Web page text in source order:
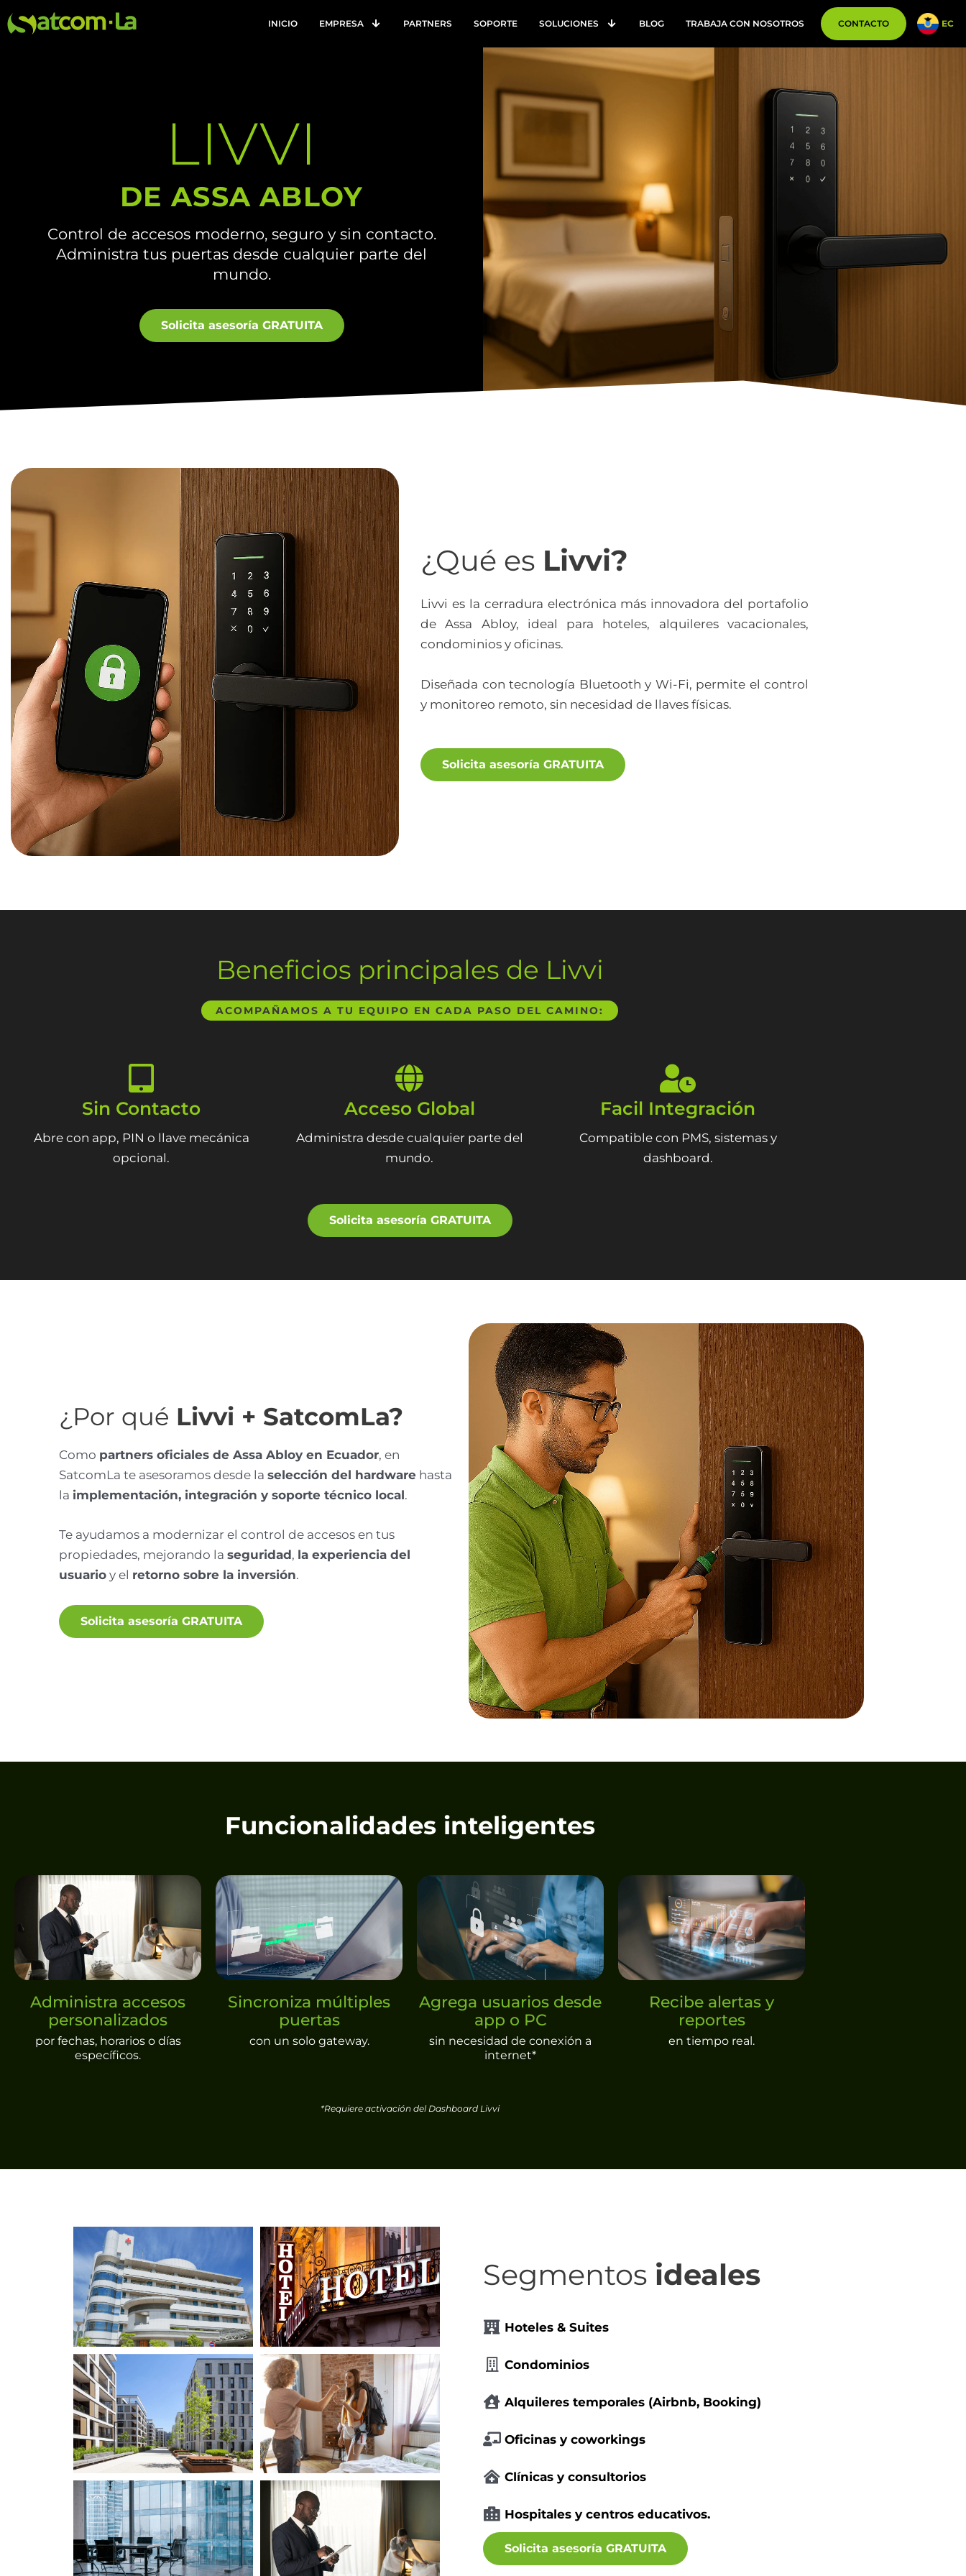
INICIO EMPRESA PARTNERS SOPORTE SOLUCIONES BLOG TRABAJA CON NOSOTROS CONTACTO EC
LIVVI
DE ASSA ABLOY
Control de accesos moderno, seguro y sin contacto.
Administra tus puertas desde cualquier parte del
mundo.
Solicita asesoría GRATUITA
¿Qué es Livvi?
Livvi es la cerradura electrónica más innovadora del portafolio
de Assa Abloy, ideal para hoteles, alquileres vacacionales,
condominios y oficinas.
Diseñada con tecnología Bluetooth y Wi-Fi, permite el control
y monitoreo remoto, sin necesidad de llaves físicas.
Solicita asesoría GRATUITA
Beneficios principales de Livvi
ACOMPAÑAMOS A TU EQUIPO EN CADA PASO DEL CAMINO:
Sin Contacto
Abre con app, PIN o llave mecánica
opcional.
Acceso Global
Administra desde cualquier parte del
mundo.
Facil Integración
Compatible con PMS, sistemas y
dashboard.
Solicita asesoría GRATUITA
¿Por qué Livvi + SatcomLa?
Como partners oficiales de Assa Abloy en Ecuador, en
SatcomLa te asesoramos desde la selección del hardware hasta
la implementación, integración y soporte técnico local.
Te ayudamos a modernizar el control de accesos en tus
propiedades, mejorando la seguridad, la experiencia del
usuario y el retorno sobre la inversión.
Solicita asesoría GRATUITA
Funcionalidades inteligentes
Administra accesos
personalizados
por fechas, horarios o días
específicos.
Sincroniza múltiples
puertas
con un solo gateway.
Agrega usuarios desde
app o PC
sin necesidad de conexión a
internet*
Recibe alertas y
reportes
en tiempo real.
*Requiere activación del Dashboard Livvi
Segmentos ideales
Hoteles & Suites
Condominios
Alquileres temporales (Airbnb, Booking)
Oficinas y coworkings
Clínicas y consultorios
Hospitales y centros educativos.
Solicita asesoría GRATUITA